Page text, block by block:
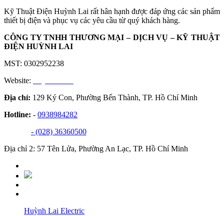
Kỹ Thuật Điện Huỳnh Lai rất hân hạnh được đáp ứng các sản phẩm
thiết bị điện và phục vụ các yêu cầu từ quý khách hàng.
CÔNG TY TNHH THƯƠNG MẠI – DỊCH VỤ – KỸ THUẬT
ĐIỆN HUỲNH LAI
MST: 0302952238
Website:
Địa chỉ: 129 Ký Con, Phường Bến Thành, TP. Hồ Chí Minh
Hotline: - 0938984282
- (028) 36360500
Địa chỉ 2: 57 Tên Lửa, Phường An Lạc, TP. Hồ Chí Minh
Huỳnh Lai Electric